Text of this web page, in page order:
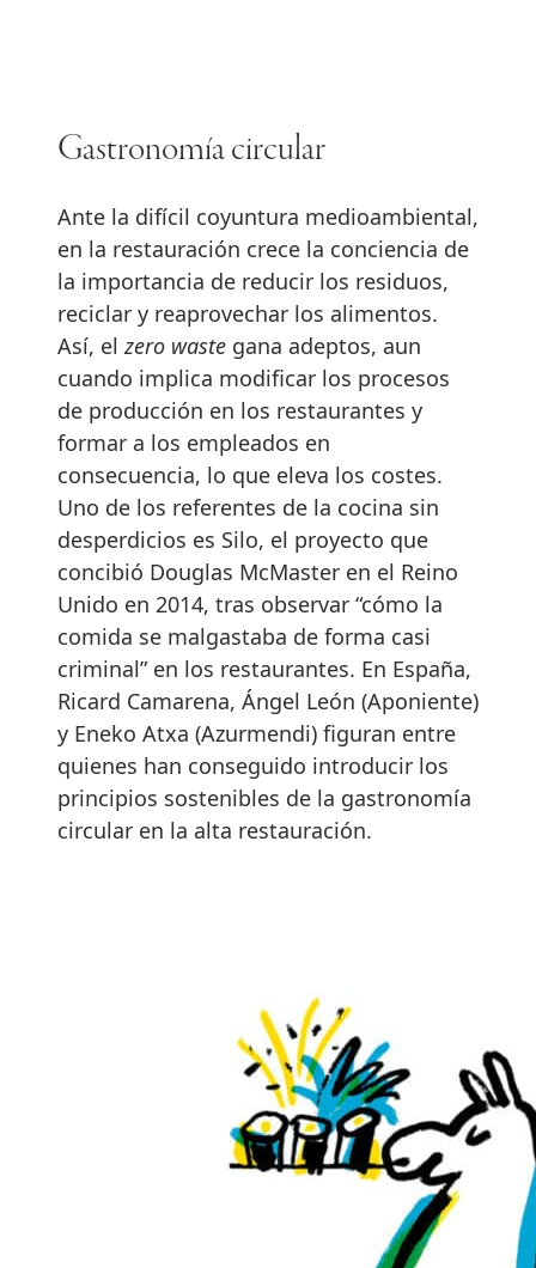
Gastronomía circular
Ante la difícil coyuntura medioambiental,
en la restauración crece la conciencia de
la importancia de reducir los residuos,
reciclar y reaprovechar los alimentos.
Así, elzero waste gana adeptos, aun
cuando implica modificar los procesos
de producción en los restaurantes y
formar a los empleados en
consecuencia, lo que eleva los costes.
Uno de los referentes de la cocina sin
desperdicios es Silo, el proyecto que
concibió Douglas McMaster en el Reino
Unido en 2014, tras observar “cómo la
comida se malgastaba de forma casi
criminal” en los restaurantes. En España,
Ricard Camarena, Ángel León (Aponiente)
y Eneko Atxa (Azurmendi) figuran entre
quienes han conseguido introducir los
principios sostenibles de la gastronomía
circular en la alta restauración.